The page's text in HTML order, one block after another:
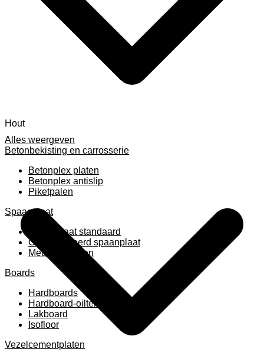
Alles weergeven
Betonbekisting en carrosserie
Betonplex platen
Betonplex antislip
Piketpalen
Spaanplaat
Spaanplaat standaard
Geplastificeerd spaanplaat
Meubelpanelen
Boards
Hardboards
Hardboard-oiltemperated
Lakboard
Isofloor
Vezelcementplaten
Hout